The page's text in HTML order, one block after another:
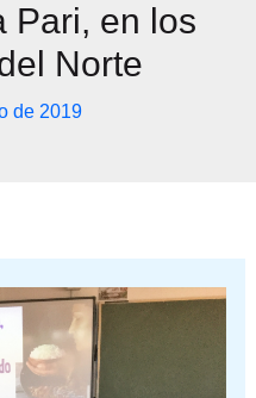
Pari, en los
Norte
de 2019